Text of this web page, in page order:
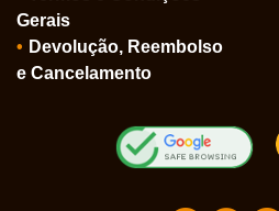
Gerais
Devolução, Reembolso
e Cancelamento